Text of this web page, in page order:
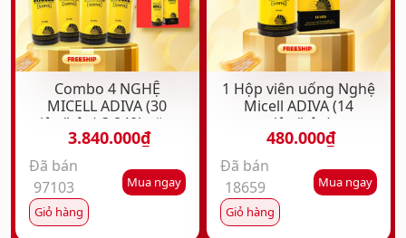
Combo 4 NGHỆ
MICELL ADIVA (30
viên/hộp) 3,840k tặng
1 hộp NGHỆ MICELL
ADIVA (30 viên/hộp)
3.840.000₫
Đã bán
97103
Giỏ hàng
Mua ngay
1 Hộp viên uống Nghệ
Micell ADIVA (14
viên/hộp)
480.000₫
Đã bán
18659
Giỏ hàng
Mua ngay